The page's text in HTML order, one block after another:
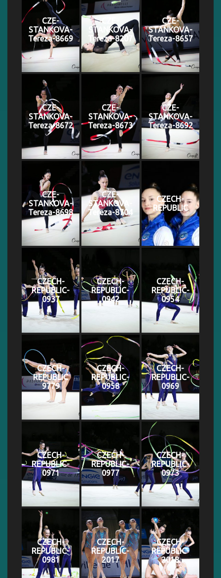
CZE-
STANKOVA-
Tereza-8669
CZE-
STANKOVA-
Tereza-8207
CZE-
STANKOVA-
Tereza-8657
CZE-
STANKOVA-
Tereza-8672
CZE-
STANKOVA-
Tereza-8673
CZE-
STANKOVA-
Tereza-8692
CZE-
STANKOVA-
Tereza-8698
CZE-
STANKOVA-
Tereza-8704
CZECH-
REPUBLIC
CZECH-
REPUBLIC-
0937
CZECH-
REPUBLIC-
0942
CZECH-
REPUBLIC-
0954
CZECH-
REPUBLIC
9779
CZECH-
REPUBLIC-
0958
CZECH-
REPUBLIC-
0969
CZECH-
REPUBLIC-
0971
CZECH-
REPUBLIC-
0977
CZECH-
REPUBLIC-
0973
CZECH-
REPUBLIC-
0981
CZECH-
REPUBLIC-
2017
CZECH-
REPUBLIC-
2018